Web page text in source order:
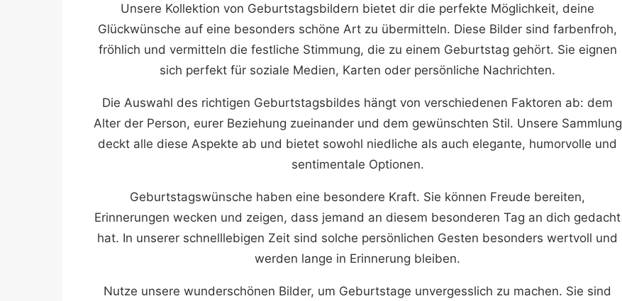
Unsere Kollektion von Geburtstagsbildern bietet dir die perfekte Möglichkeit, deine
Glückwünsche auf eine besonders schöne Art zu übermitteln. Diese Bilder sind farbenfroh,
fröhlich und vermitteln die festliche Stimmung, die zu einem Geburtstag gehört. Sie eignen
sich perfekt für soziale Medien, Karten oder persönliche Nachrichten.
Die Auswahl des richtigen Geburtstagsbildes hängt von verschiedenen Faktoren ab: dem
Alter der Person, eurer Beziehung zueinander und dem gewünschten Stil. Unsere Sammlung
deckt alle diese Aspekte ab und bietet sowohl niedliche als auch elegante, humorvolle und
sentimentale Optionen.
Geburtstagswünsche haben eine besondere Kraft. Sie können Freude bereiten,
Erinnerungen wecken und zeigen, dass jemand an diesem besonderen Tag an dich gedacht
hat. In unserer schnelllebigen Zeit sind solche persönlichen Gesten besonders wertvoll und
werden lange in Erinnerung bleiben.
Nutze unsere wunderschönen Bilder, um Geburtstage unvergesslich zu machen. Sie sind